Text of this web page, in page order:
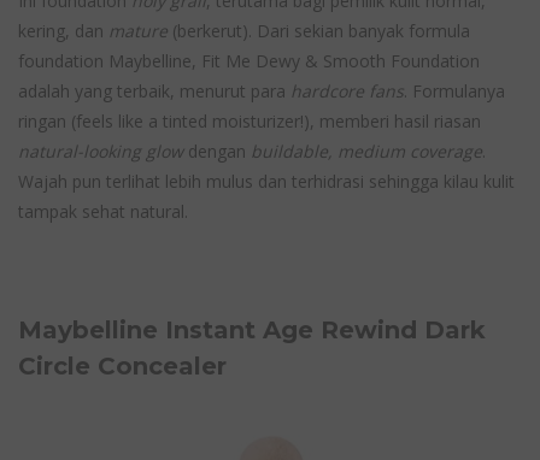
kering, dan mature (berkerut). Dari sekian banyak formula
foundation Maybelline, Fit Me Dewy & Smooth Foundation
adalah yang terbaik, menurut para hardcore fans . Formulanya
ringan (feels like a tinted moisturizer!), memberi hasil riasan
natural-looking glowdengan buildable, medium coverage
Wajah pun terlihat lebih mulus dan terhidrasi sehingga kilau kulit
tampak sehat natural.
Maybelline Instant Age Rewind Dark
Circle Concealer